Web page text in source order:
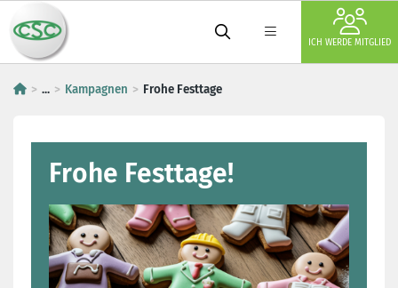
ICH WERDE MITGLIED
... Kampagnen Frohe Festtage
Frohe Festtage!